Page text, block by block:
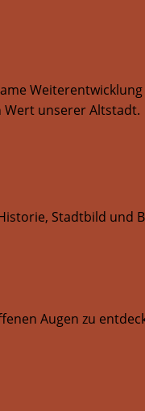
Wert unserer Altstadt.
Stadtbild und
Augen zu